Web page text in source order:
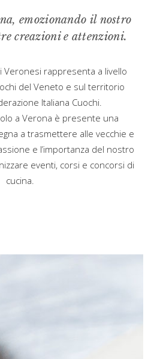
emozionando il nostro
creazioni e attenzioni.
Veronesi rappresenta a livello
del Veneto e sul territorio
Italiana Cuochi.
a Verona è presente una
a trasmettere alle vecchie e
e l’importanza del nostro
eventi, corsi e concorsi di
cucina.